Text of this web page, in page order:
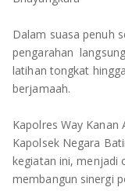
TULANG BAWANG
MESUJI
PRINGSEWU
Dalam suasa penuh
pengarahan
latihan tongkat
berjamaah.
Kapolres Way Kanan
Kapolsek Negara
kegiatan ini, menjadi
membangun sinergi